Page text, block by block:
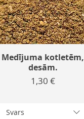
Medījuma kotletēm,
desām.
Cena
1,30 €
Svars